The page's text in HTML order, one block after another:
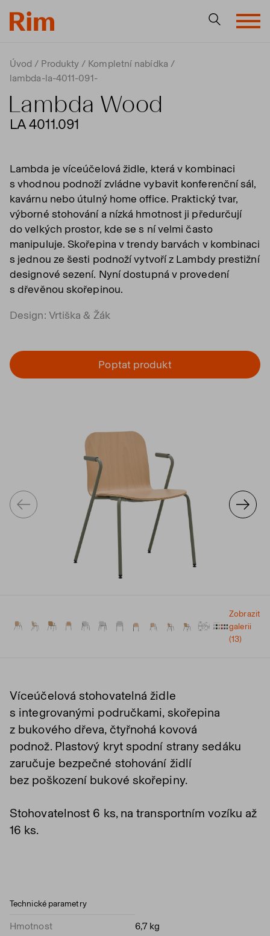
Úvod Produkty
Kompletní nabídka
lambda-la-4011-091-
Lambda Wood
LA 4011.091
Lambda je víceúčelová židle, která v kombinaci
s vhodnou podnoží zvládne vybavit konferenční sál,
kavárnu nebo útulný home office. Praktický tvar,
výborné stohování a nízká hmotnost ji předurčují
do velkých prostor, kde se s ní velmi často
manipuluje. Skořepina v trendy barvách v kombinaci
s jednou ze šesti podnoží vytvoří z Lambdy prestižní
designové sezení. Nyní dostupná v provedení
s dřevěnou skořepinou.
Design: Vrtiška & Žák
Poptat produkt
Zobrazit
galerii
(13)
Víceúčelová stohovatelná židle
s integrovanými područkami, skořepina
z bukového dřeva, čtyřnohá kovová
podnož. Plastový kryt spodní strany sedáku
zaručuje bezpečné stohování židlí
bez poškození bukové skořepiny.
Stohovatelnost 6 ks, na transportním vozíku až
16 ks.
Technické parametry
Hmotnost 6,7 kg